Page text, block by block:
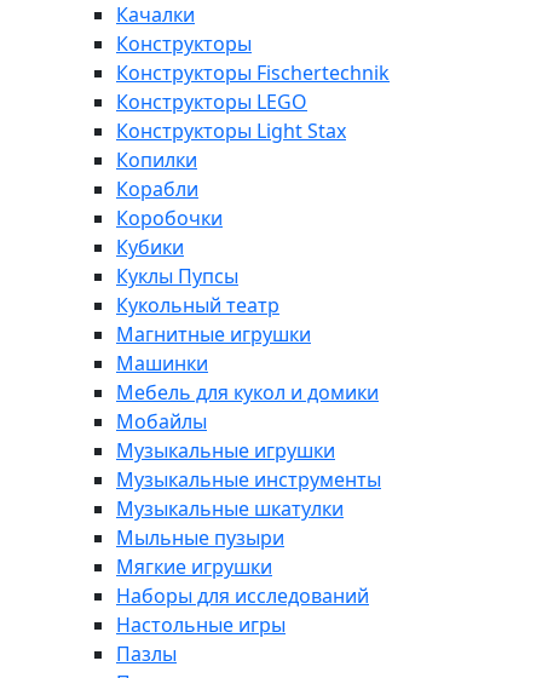
Качалки
Конструкторы
Конструкторы Fisсhertechnik
Конструкторы LEGO
Конструкторы Light Stax
Копилки
Корабли
Коробочки
Кубики
Куклы Пупсы
Кукольный театр
Магнитные игрушки
Машинки
Мебель для кукол и домики
Мобайлы
Музыкальные игрушки
Музыкальные инструменты
Музыкальные шкатулки
Мыльные пузыри
Мягкие игрушки
Наборы для исследований
Настольные игры
Пазлы